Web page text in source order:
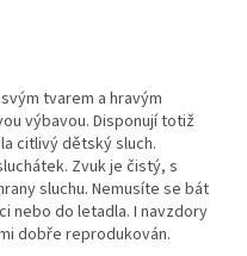
tvarem a hravým
výbavou. Disponují totiž
citlivý dětský sluch.
Zvuk je čistý, s
sluchu. Nemusíte se bát
nebo do letadla. I navzdory
dobře reprodukován.